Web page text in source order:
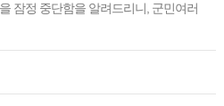
잠정 중단함을 알려드리니, 군민여러